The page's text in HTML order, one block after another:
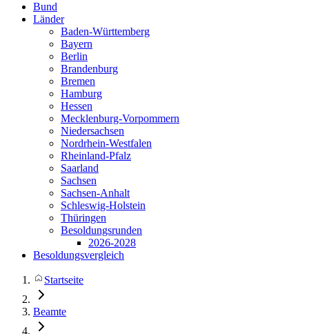
Bund
Länder
Baden-Württemberg
Bayern
Berlin
Brandenburg
Bremen
Hamburg
Hessen
Mecklenburg-Vorpommern
Niedersachsen
Nordrhein-Westfalen
Rheinland-Pfalz
Saarland
Sachsen
Sachsen-Anhalt
Schleswig-Holstein
Thüringen
Besoldungsrunden
2026-2028
Besoldungsvergleich
Startseite
Beamte